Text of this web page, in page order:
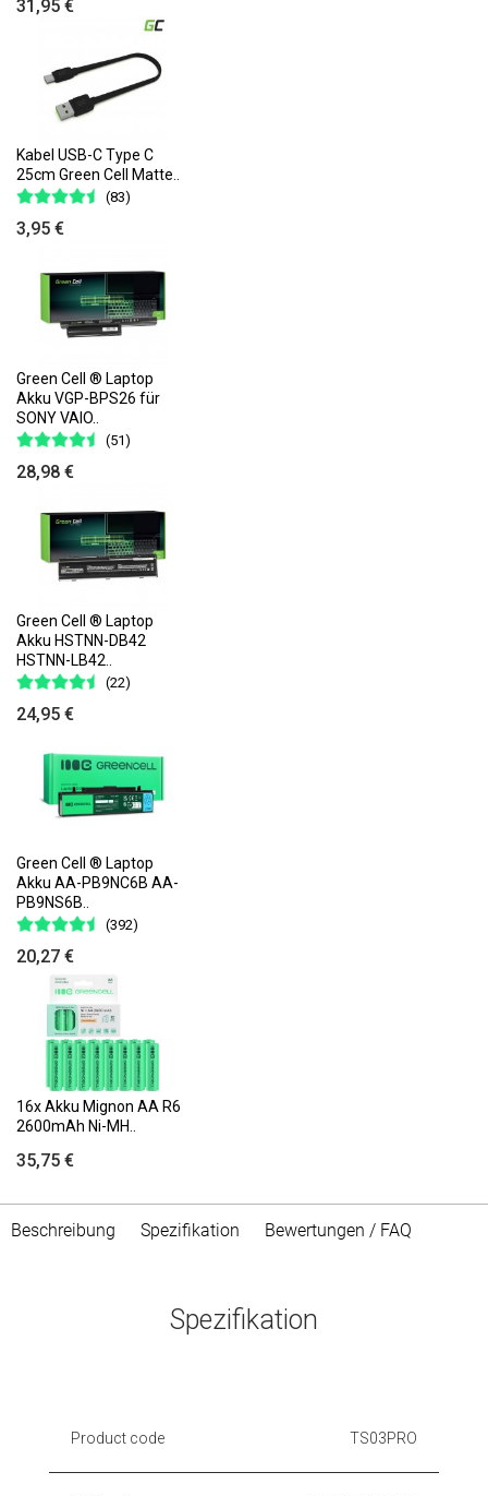
31,95 €
Kabel USB-C Type C
25cm Green Cell Matte..
(83)
3,95 €
Green Cell ® Laptop
Akku VGP-BPS26 für
SONY VAIO..
(51)
28,98 €
Green Cell ® Laptop
Akku HSTNN-DB42
HSTNN-LB42..
(22)
24,95 €
Green Cell ® Laptop
Akku AA-PB9NC6B AA-
PB9NS6B..
(392)
20,27 €
16x Akku Mignon AA R6
2600mAh Ni-MH..
35,75 €
Beschreibung Spezifikation Bewertungen / FAQ
Spezifikation
Product code TS03PRO